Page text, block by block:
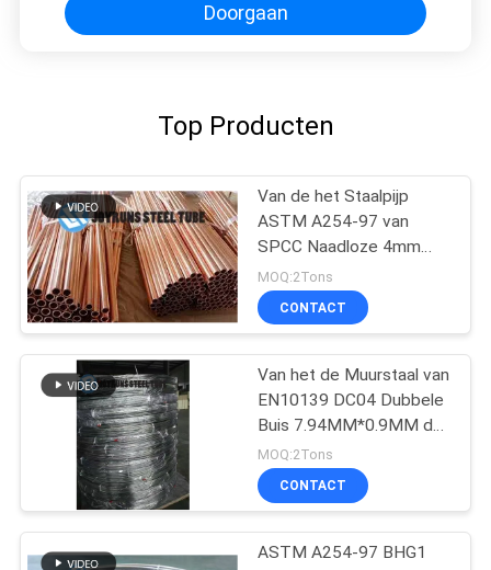
Doorgaan
Top Producten
Van de het Staalpijp
ASTM A254-97 van
SPCC Naadloze 4mm
Solderende het Staalbuis
4.76*0.65mm
MOQ:2Tons
CONTACT
Van het de Muurstaal van
EN10139 DC04 Dubbele
Buis 7.94MM*0.9MM de
Zink Gegalvaniseerde Rol
van de Staalpijp
MOQ:2Tons
CONTACT
ASTM A254-97 BHG1